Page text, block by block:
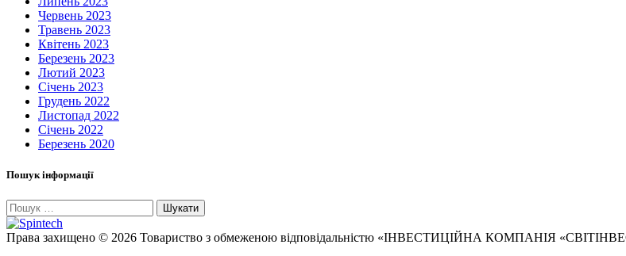
Червень 2023
Травень 2023
Квітень 2023
Березень 2023
Лютий 2023
Січень 2023
Грудень 2022
Листопад 2022
Січень 2022
Березень 2020
Пошук інформації
Пошук:
Права захищено © 2026 Товариство з обмеженою відповідальністю «ІНВЕСТИЦІЙНА КОМПАНІЯ